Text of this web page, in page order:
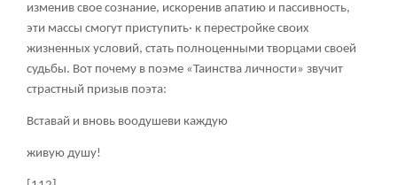
изменив свое сознание, искоренив апатию и пассивность,
эти массы смогут приступить· к перестройке своих
жизненных условий, стать полноценными творцами своей
судьбы. Вот почему в поэме «Таинства личности» звучит
страстный призыв поэта:
Вставай и вновь воодушеви каждую
живую душу!